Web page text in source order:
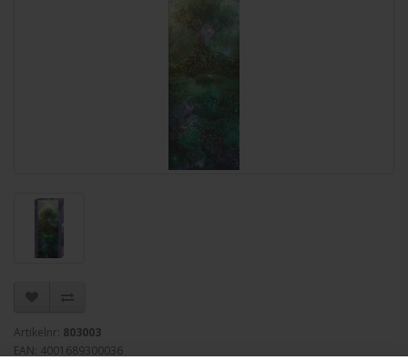
Artikelnr: 803003
EAN: 4001689300036